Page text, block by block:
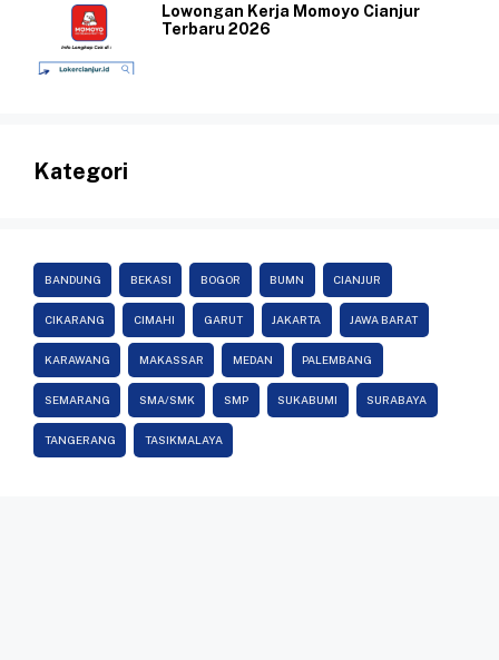
Lowongan Kerja Momoyo Cianjur
Terbaru 2026
Kategori
BANDUNG BEKASI BOGOR BUMN CIANJUR
CIKARANG CIMAHI GARUT JAKARTA JAWA BARAT
KARAWANG MAKASSAR MEDAN PALEMBANG
SEMARANG SMA/SMK SMP SUKABUMI SURABAYA
TANGERANG TASIKMALAYA